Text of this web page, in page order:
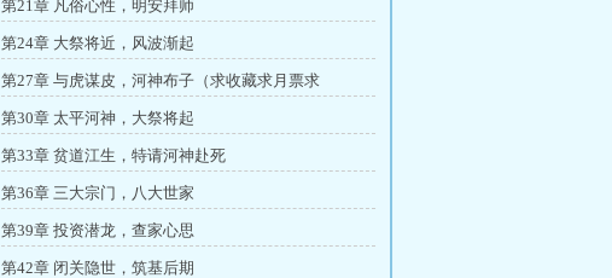
第21章 凡俗心性，明安拜师
第24章 大祭将近，风波渐起
第27章 与虎谋皮，河神布子（求收藏求月票求
第30章 太平河神，大祭将起
第33章 贫道江生，特请河神赴死
第36章 三大宗门，八大世家
第39章 投资潜龙，查家心思
第42章 闭关隐世，筑基后期